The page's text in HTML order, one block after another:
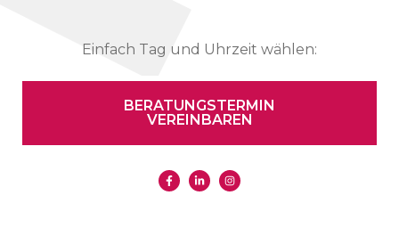
Einfach Tag und Uhrzeit wählen:
BERATUNGSTERMIN
VEREINBAREN